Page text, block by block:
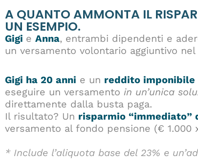
A QUANTO AMMONTA IL
UN ESEMPIO.
Gigi e Anna, entrambi dipendenti e
un versamento volontario aggiuntivo
Gigi ha 20 anni e un reddito
eseguire un versamento in un’unica
direttamente dalla busta paga.
Il risultato? Un risparmio “immediato”
versamento al fondo pensione (€ 1.000
* Include l’aliquota base del 23% e